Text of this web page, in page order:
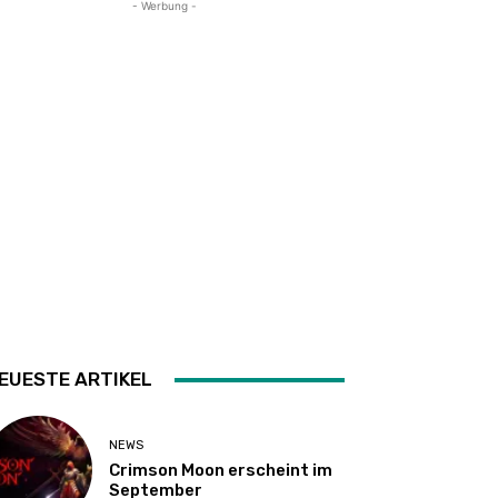
- Werbung -
ARTIKEL
NEWS
Crimson Moon erscheint im
September